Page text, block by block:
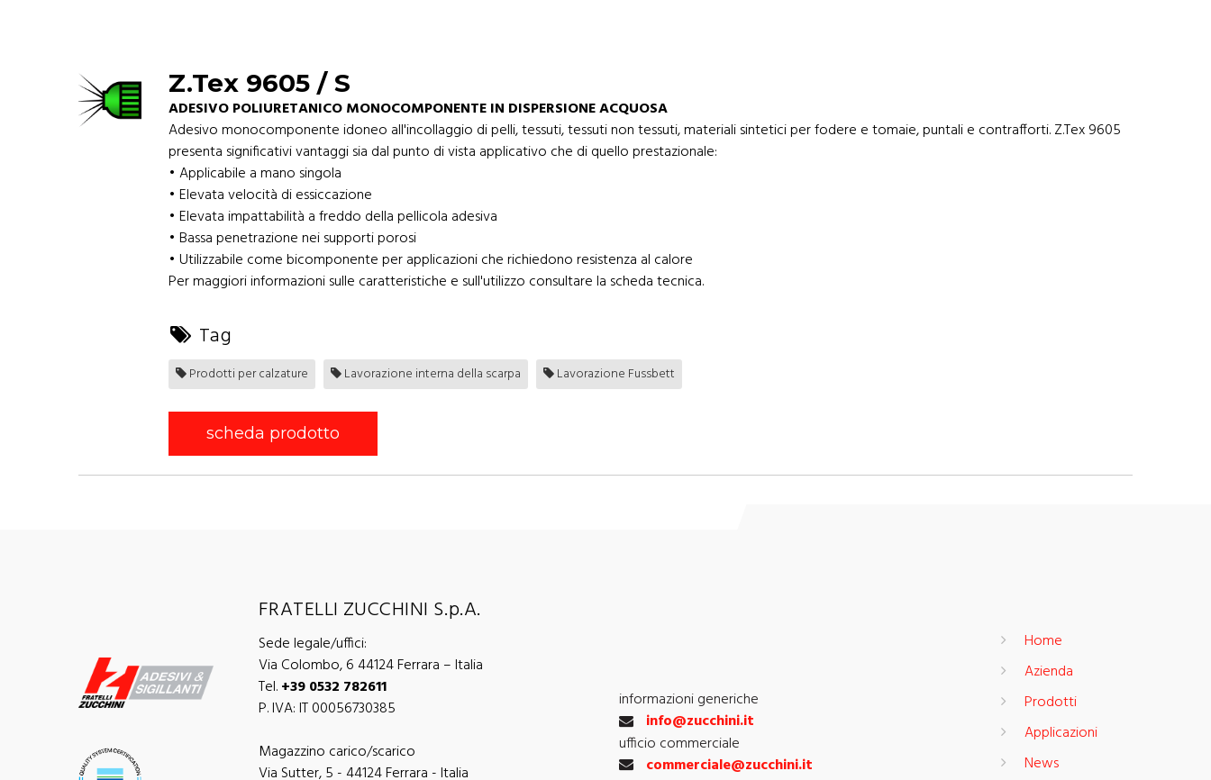
Z.Tex 9605 / S
ADESIVO POLIURETANICO MONOCOMPONENTE IN DISPERSIONE ACQUOSA
Adesivo monocomponente idoneo all'incollaggio di pelli, tessuti, tessuti non tessuti, materiali sintetici per fodere e tomaie, puntali e contrafforti. Z.Tex 9605
presenta significativi vantaggi sia dal punto di vista applicativo che di quello prestazionale:
• Applicabile a mano singola
• Elevata velocità di essiccazione
• Elevata impattabilità a freddo della pellicola adesiva
• Bassa penetrazione nei supporti porosi
• Utilizzabile come bicomponente per applicazioni che richiedono resistenza al calore
Per maggiori informazioni sulle caratteristiche e sull'utilizzo consultare la scheda tecnica.
Tag
Prodotti per calzature Lavorazione interna della scarpa Lavorazione Fussbett
scheda prodotto
Home
Azienda
Prodotti
Applicazioni
News
FRATELLI ZUCCHINI S.p.A.
Sede legale/uffici:
Via Colombo, 6 44124 Ferrara – Italia
Tel.+39 0532 782611
P. IVA: IT 00056730385
Magazzino carico/scarico
Via Sutter, 5 - 44124 Ferrara - Italia
informazioni generiche
info@zucchini.it
ufficio commerciale
commerciale@zucchini.it